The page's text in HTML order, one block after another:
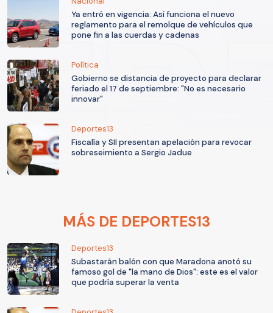
Ya entró en vigencia: Así funciona el nuevo
reglamento para el remolque de vehículos que
pone fin a las cuerdas y cadenas
Política
Gobierno se distancia de proyecto para declarar
feriado el 17 de septiembre: "No es necesario
innovar"
Deportes13
Fiscalía y SII presentan apelación para revocar
sobreseimiento a Sergio Jadue
MÁS DE DEPORTES13
Deportes13
Subastarán balón con que Maradona anotó su
famoso gol de "la mano de Dios": este es el valor
que podría superar la venta